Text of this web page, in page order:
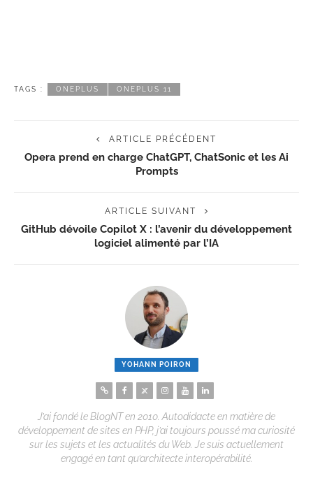
TAGS : ONEPLUS ONEPLUS 11
ARTICLE PRÉCÉDENT
Opera prend en charge ChatGPT, ChatSonic et les Ai
Prompts
ARTICLE SUIVANT
GitHub dévoile Copilot X : l’avenir du développement
logiciel alimenté par l’IA
YOHANN POIRON
J’ai fondé le BlogNT en 2010. Autodidacte en matière de
développement de sites en PHP, j’ai toujours poussé ma curiosité
sur les sujets et les actualités du Web. Je suis actuellement
engagé en tant qu’architecte interopérabilité.